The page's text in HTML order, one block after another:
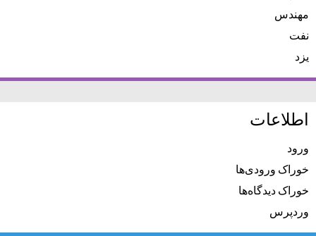
مهندس
نفت
یزد
اطلاعات
ورود
خوراک ورودی‌ها
خوراک دیدگاه‌ها
وردپرس